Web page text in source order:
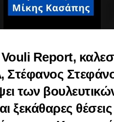
Report,
των
ξεκάθαρες θέσεις